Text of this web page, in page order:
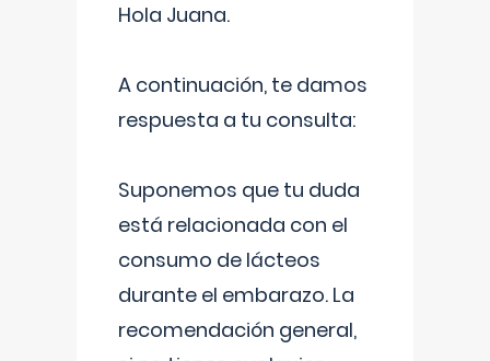
Hola Juana.
A continuación, te damos
respuesta a tu consulta:
Suponemos que tu duda
está relacionada con el
consumo de lácteos
durante el embarazo. La
recomendación general,